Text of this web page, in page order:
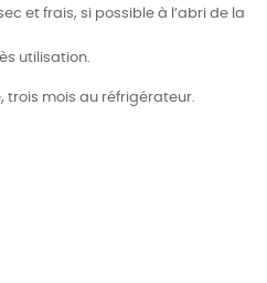
et frais, si possible à l’abri de la
utilisation.
trois mois au réfrigérateur.